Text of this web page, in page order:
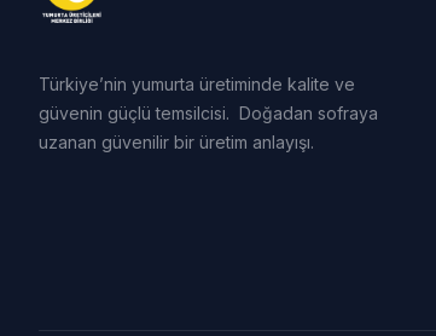
Türkiye’nin yumurta üretiminde kalite ve
güvenin güçlü temsilcisi. Doğadan sofraya
uzanan güvenilir bir üretim anlayışı.